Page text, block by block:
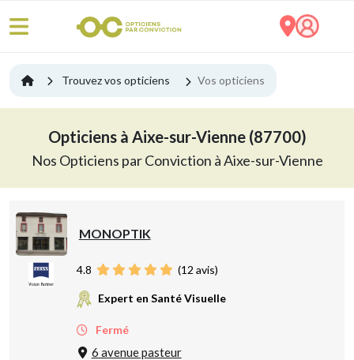
Trouvez vos opticiens Vos opticiens
Opticiens à Aixe-sur-Vienne (87700)
Nos Opticiens par Conviction à Aixe-sur-Vienne
MONOPTIK
4.8 (12 avis)
Expert en Santé Visuelle
Fermé
6 avenue pasteur